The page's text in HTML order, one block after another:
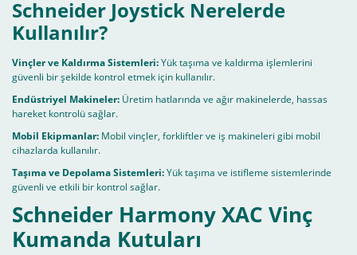
Schneider Joystick Nerelerde
Kullanılır?
Vinçler ve Kaldırma Sistemleri:Yük taşıma ve kaldırma işlemlerini
güvenli bir şekilde kontrol etmek için kullanılır.
Endüstriyel Makineler: Üretim hatlarında ve ağır makinelerde, hassas
hareket kontrolü sağlar.
Mobil Ekipmanlar: Mobil vinçler, forkliftler ve iş makineleri gibi mobil
cihazlarda kullanılır.
Taşıma ve Depolama Sistemleri:Yük taşıma ve istifleme sistemlerinde
güvenli ve etkili bir kontrol sağlar.
Schneider Harmony XAC Vinç
Kumanda Kutuları